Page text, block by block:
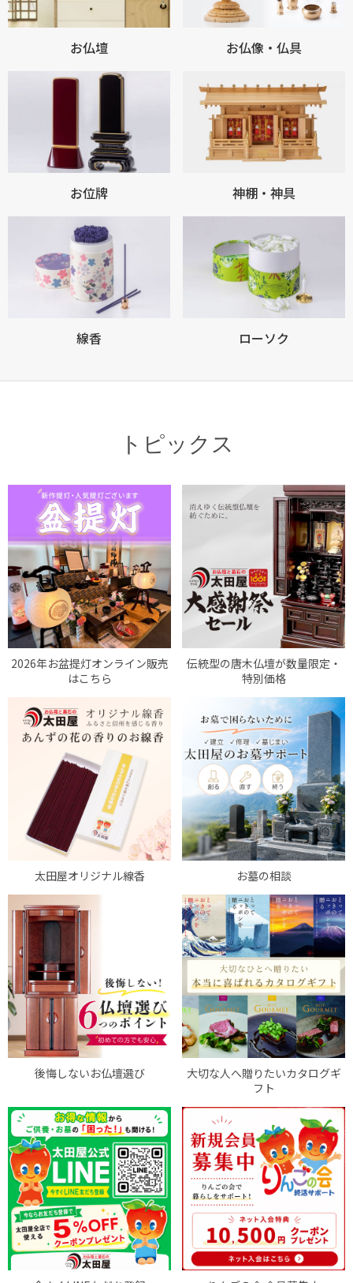
お仏壇 お仏像・仏具
お位牌 神棚・神具
線香 ローソク
トピックス
2026年お盆提灯オンライン販売
はこちら
伝統型の唐木仏壇が数量限定・
特別価格
太田屋オリジナル線香 お墓の相談
後悔しないお仏壇選び
大切な人へ贈りたいカタログギ
フト